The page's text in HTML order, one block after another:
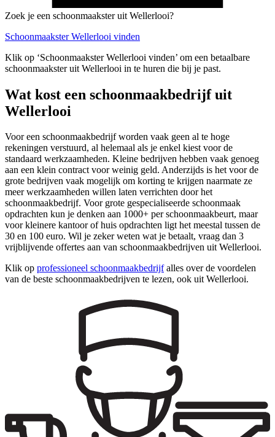
Zoek je een schoonmaakster uit Wellerlooi?
Schoonmaakster Wellerlooi vinden
Klik op ‘Schoonmaakster Wellerlooi vinden’ om een betaalbare
schoonmaakster uit Wellerlooi in te huren die bij je past.
Wat kost een schoonmaakbedrijf uit
Wellerlooi
Voor een schoonmaakbedrijf worden vaak geen al te hoge
rekeningen verstuurd, al helemaal als je enkel kiest voor de
standaard werkzaamheden. Kleine bedrijven hebben vaak genoeg
aan een klein contract voor weinig geld. Anderzijds is het voor de
grote bedrijven vaak mogelijk om korting te krijgen naarmate ze
meer werkzaamheden willen laten verrichten door het
schoonmaakbedrijf. Voor grote gespecialiseerde schoonmaak
opdrachten kun je denken aan 1000+ per schoonmaakbeurt, maar
voor kleinere kantoor of huis opdrachten ligt het meestal tussen de
30 en 100 euro. Wil je zeker weten wat je betaalt, vraag dan 3
vrijblijvende offertes aan van schoonmaakbedrijven uit Wellerlooi.
Klik op professioneel schoonmaakbedrijfalles over de voordelen
van de beste schoonmaakbedrijven te lezen, ook uit Wellerlooi.